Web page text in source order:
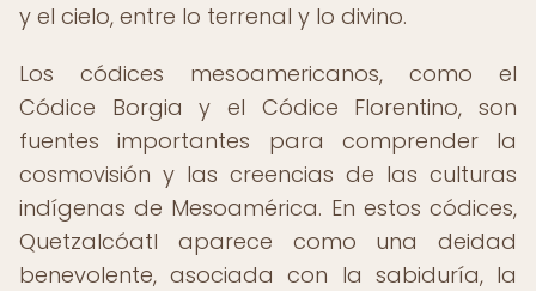
y el cielo, entre lo terrenal y lo divino.
Los códices mesoamericanos, como el
Códice Borgia y el Códice Florentino, son
fuentes importantes para comprender la
cosmovisión y las creencias de las culturas
indígenas de Mesoamérica. En estos códices,
Quetzalcóatl aparece como una deidad
benevolente, asociada con la sabiduría, la